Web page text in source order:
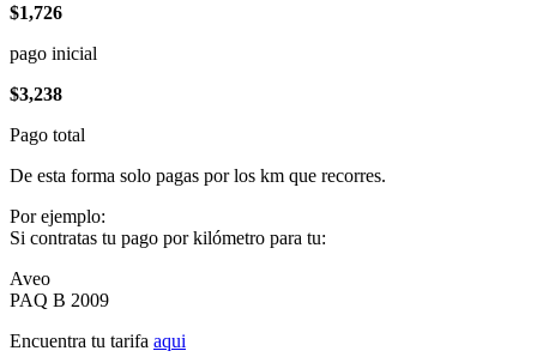
$1,726
pago inicial
$3,238
Pago total
De esta forma solo pagas por los km que recorres.
Por ejemplo:
Si contratas tu pago por kilómetro para tu:
Aveo
PAQ B 2009
Encuentra tu tarifa aqui